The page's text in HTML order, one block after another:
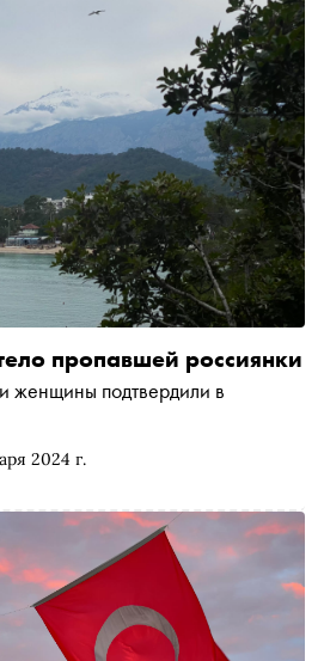
2024 г.
пропавшей россиянки
подтвердили в